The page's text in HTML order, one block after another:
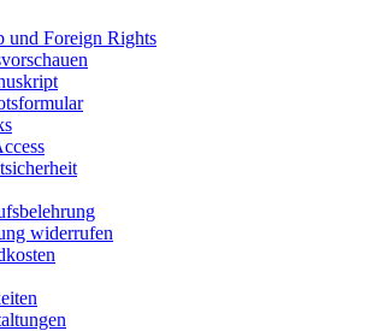
und Foreign Rights
widerrufen